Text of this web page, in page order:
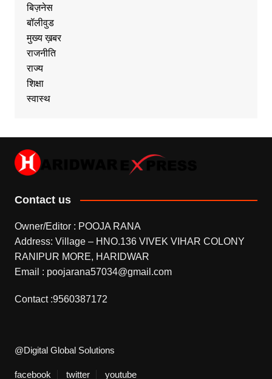
बिज़नेस
बॉलीवुड
मुख्य ख़बर
राजनीति
राज्य
शिक्षा
स्वास्थ
Contact us
Owner/Editor : POOJA RANA
Address: Village – HNO.136 VIVEK VIHAR COLONY
RANIPUR MORE, HARIDWAR
Email : poojarana57034@gmail.com
Contact :9560387172
@Digital Global Solutions
facebook twitter youtube